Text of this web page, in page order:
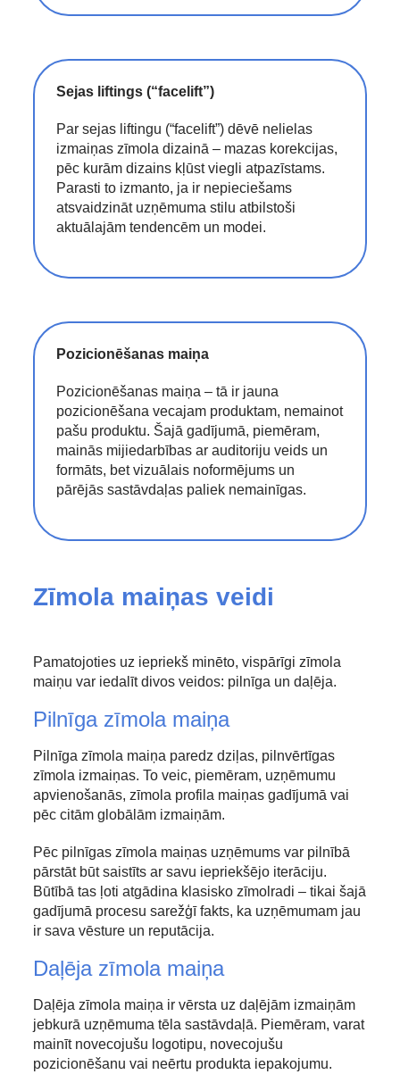
Sejas liftings (“facelift”)
Par sejas liftingu (“facelift”) dēvē nelielas
izmaiņas zīmola dizainā – mazas korekcijas,
pēc kurām dizains kļūst viegli atpazīstams.
Parasti to izmanto, ja ir nepieciešams
atsvaidzināt uzņēmuma stilu atbilstoši
aktuālajām tendencēm un modei.
Pozicionēšanas maiņa
Pozicionēšanas maiņa – tā ir jauna
pozicionēšana vecajam produktam, nemainot
pašu produktu. Šajā gadījumā, piemēram,
mainās mijiedarbības ar auditoriju veids un
formāts, bet vizuālais noformējums un
pārējās sastāvdaļas paliek nemainīgas.
Zīmola maiņas veidi
Pamatojoties uz iepriekš minēto, vispārīgi zīmola
maiņu var iedalīt divos veidos: pilnīga un daļēja.
Pilnīga zīmola maiņa
Pilnīga zīmola maiņa paredz dziļas, pilnvērtīgas
zīmola izmaiņas. To veic, piemēram, uzņēmumu
apvienošanās, zīmola profila maiņas gadījumā vai
pēc citām globālām izmaiņām.
Pēc pilnīgas zīmola maiņas uzņēmums var pilnībā
pārstāt būt saistīts ar savu iepriekšējo iterāciju.
Būtībā tas ļoti atgādina klasisko zīmolradi – tikai šajā
gadījumā procesu sarežģī fakts, ka uzņēmumam jau
ir sava vēsture un reputācija.
Daļēja zīmola maiņa
Daļēja zīmola maiņa ir vērsta uz daļējām izmaiņām
jebkurā uzņēmuma tēla sastāvdaļā. Piemēram, varat
mainīt novecojušu logotipu, novecojušu
pozicionēšanu vai neērtu produkta iepakojumu.